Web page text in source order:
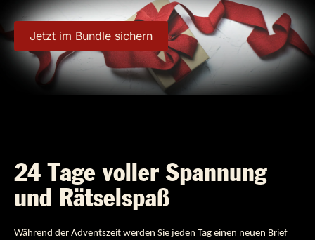
Jetzt im Bundle sichern
24 Tage voller Spannung
und Rätselspaß
Während der Adventszeit werden Sie jeden Tag einen neuen Brief